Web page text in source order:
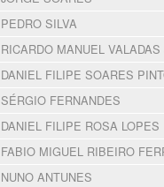
PEDRO SILVA
RICARDO MANUEL
DANIEL FILIPE SOARES
SÉRGIO FERNANDES
DANIEL FILIPE ROSA LOPES
FABIO MIGUEL RIBEIRO
NUNO ANTUNES